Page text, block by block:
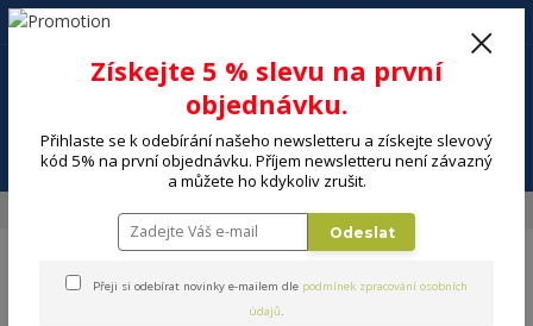
Menu
+420 602 494 600
Získejte 5 % slevu na první
objednávku.
Přihlaste se k odebírání našeho newsletteru a získejte slevový
kód 5% na první objednávku. Příjem newsletteru není závazný
a můžete ho kdykoliv zrušit.
Odeslat
Přeji si odebírat novinky e-mailem dle podmínek zpracování osobních
údajů.